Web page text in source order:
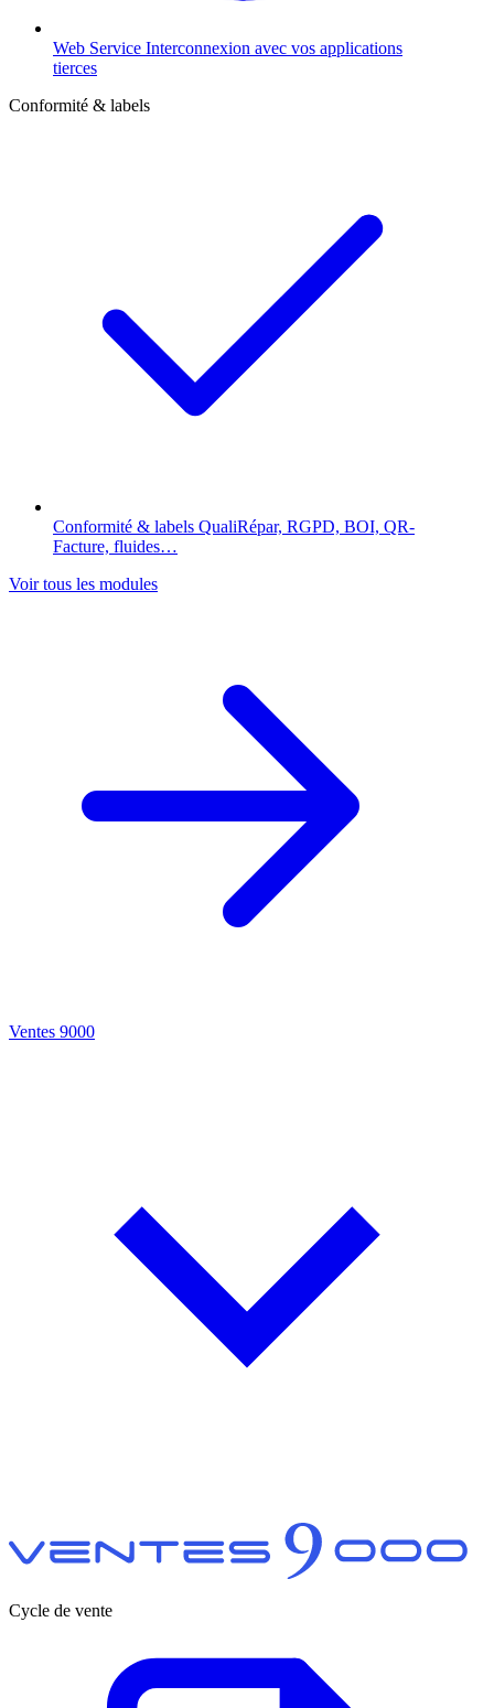
Web Service Interconnexion avec vos applications
tierces
Conformité & labels
Conformité & labels QualiRépar, RGPD, BOI, QR-
Facture, fluides…
Voir tous les modules
Ventes 9000
Cycle de vente